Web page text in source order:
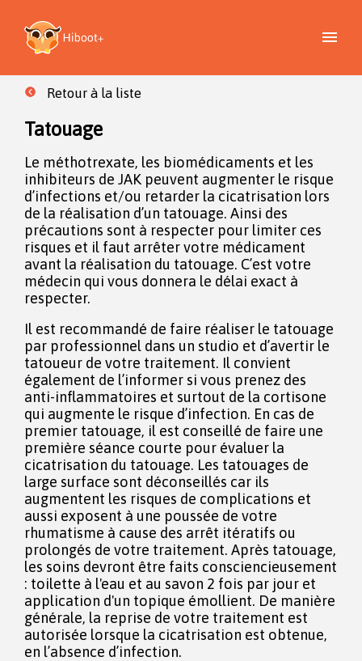
Retour à la liste
Tatouage
Le méthotrexate, les biomédicaments et les
inhibiteurs de JAK peuvent augmenter le risque
d’infections et/ou retarder la cicatrisation lors
de la réalisation d’un tatouage. Ainsi des
précautions sont à respecter pour limiter ces
risques et il faut arrêter votre médicament
avant la réalisation du tatouage. C’est votre
médecin qui vous donnera le délai exact à
respecter.
Il est recommandé de faire réaliser le tatouage
par professionnel dans un studio et d’avertir le
tatoueur de votre traitement. Il convient
également de l’informer si vous prenez des
anti-inflammatoires et surtout de la cortisone
qui augmente le risque d’infection. En cas de
premier tatouage, il est conseillé de faire une
première séance courte pour évaluer la
cicatrisation du tatouage. Les tatouages de
large surface sont déconseillés car ils
augmentent les risques de complications et
aussi exposent à une poussée de votre
rhumatisme à cause des arrêt itératifs ou
prolongés de votre traitement. Après tatouage,
les soins devront être faits consciencieusement
: toilette à l'eau et au savon 2 fois par jour et
application d'un topique émollient. De manière
générale, la reprise de votre traitement est
autorisée lorsque la cicatrisation est obtenue,
en l’absence d’infection.